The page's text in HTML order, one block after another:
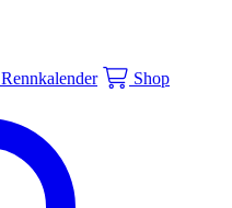
Rennkalender Shop